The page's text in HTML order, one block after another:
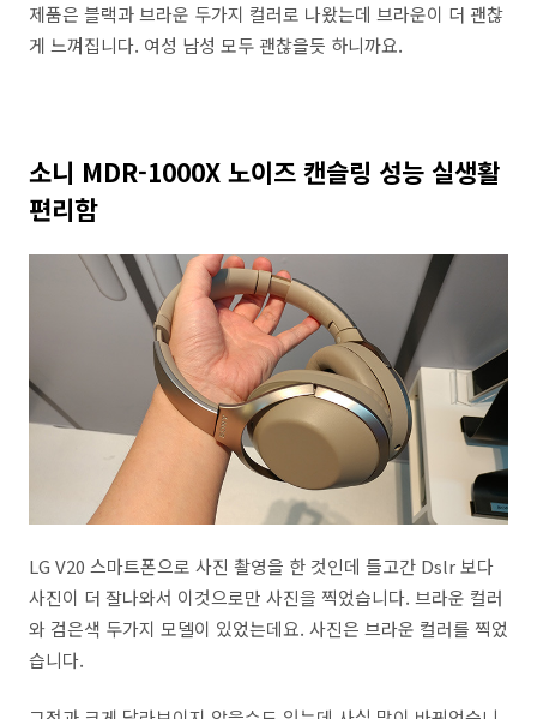
제품은 블랙과 브라운 두가지 컬러로 나왔는데 브라운이 더 괜찮
게 느껴집니다. 여성 남성 모두 괜찮을듯 하니까요.
소니 MDR-1000X 노이즈 캔슬링 성능 실생활
편리함
LG V20 스마트폰으로 사진 촬영을 한 것인데 들고간 Dslr 보다
사진이 더 잘나와서 이것으로만 사진을 찍었습니다. 브라운 컬러
와 검은색 두가지 모델이 있었는데요. 사진은 브라운 컬러를 찍었
습니다.